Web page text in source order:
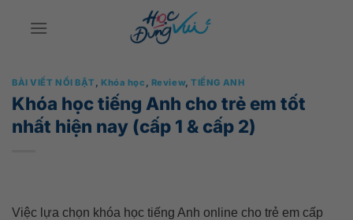
BÀI VIẾT NỔI BẬT ,Khóa học , Review,TIẾNG ANH
Khóa học tiếng Anh cho trẻ em tốt
nhất hiện nay (cấp 1 & cấp 2)
Việc lựa chọn khóa học tiếng Anh online cho trẻ em cấp